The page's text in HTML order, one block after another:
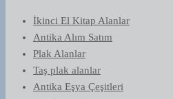
İkinci El Kitap Alanlar
Antika Alım Satım
Plak Alanlar
Taş plak alanlar
Antika Eşya Çeşitleri